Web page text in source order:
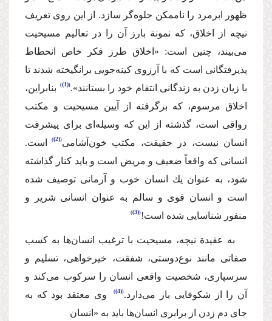
ظهور ابرمرد را ناممكن جلوه‌‌گر سازد. از این روی تعریف
نیچه از اخلاق، كه نمونة بارز آن را در تعالیم مسیحیت
می‌بیند، چنین است: «اخلاق طرز فكر خاص انحطاط
پذیرفتگانی است كه با آرزوی كینه‌جویی برانگیخته شدند تا
با زیان زدن به زندگانی انتقام خود را بستانند». (1)
‌ بنابراین،‌
اخلاق مرسوم، كه برگرفته از آیین مسیحیت و مكتب
رواقی است، گذشته از این كه وسیله‌ای برای پیشرفت
انسان نیست،‌ در حقیقت، مكتب خون‌آشامی (2)
است.
انسانی كه واقعاً ضعیف و مریض است و باید كنار گذاشته
شود، به عنوان یك انسان خوب و آرمانی توصیف شده
است و انسان قوی و سالم به عنوان انسانی شریر و
منفور شناسایی شده است! (3)
‌به عقیدة نیچه، مسیحیت با ترغیب انسان‌ها به كسب
صفاتی مانند نوع‌دوستی، شفقت،‌ خیرخواهی، تسلیم و
سرسپاری،‌ شخصیت واقعی انسان را سركوب می‌كند و
آن را از شكوفایی باز می‌دارد. (4)
‌ وی معتقد بود كه به
جای دم زدن از برابری انسان‌ها باید به «انسان